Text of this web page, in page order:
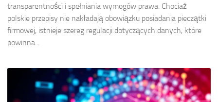
transparentności i spełniania wymogów prawa. Chociaż
polskie przepisy nie nakładają obowiązku posiadania pieczątki
firmowej, istnieje szereg regulacji dotyczących danych, które
powinna...